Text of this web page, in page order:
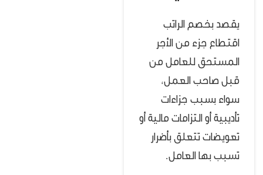
يقصد بخصم الراتب
اقتطاع جزء من الأجر
المستحق للعامل من
قبل صاحب العمل،
سواء بسبب جزاءات
تأديبية أو التزامات مالية أو
تعويضات تتعلق بأضرار
تسبب بها العامل.